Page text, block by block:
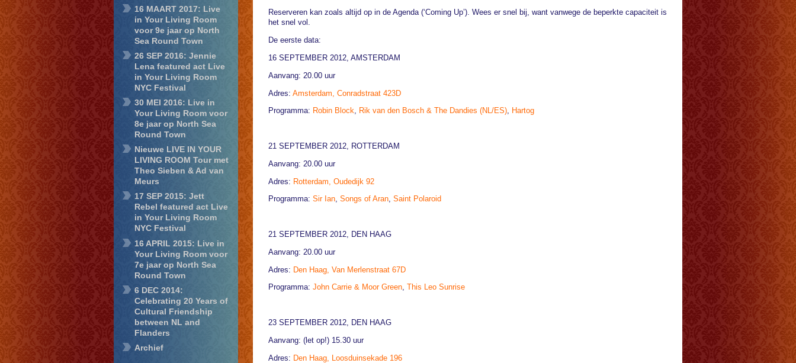
16 MAART 2017: Live
in Your Living Room
voor 9e jaar op North
Sea Round Town
26 SEP 2016: Jennie
Lena featured act Live
in Your Living Room
NYC Festival
30 MEI 2016: Live in
Your Living Room voor
8e jaar op North Sea
Round Town
Nieuwe LIVE IN YOUR
LIVING ROOM Tour met
Theo Sieben & Ad van
Meurs
17 SEP 2015: Jett
Rebel featured act Live
in Your Living Room
NYC Festival
16 APRIL 2015: Live in
Your Living Room voor
7e jaar op North Sea
Round Town
6 DEC 2014:
Celebrating 20 Years of
Cultural Friendship
between NL and
Flanders
Archief
Reserveren kan zoals altijd op in de Agenda (‘Coming Up’). Wees er snel bij, want vanwege de beperkte capaciteit is
het snel vol.
De eerste data:
16 SEPTEMBER 2012, AMSTERDAM
Aanvang: 20.00 uur
Adres: Amsterdam, Conradstraat 423D
Programma: Robin Block, Rik van den Bosch & The Dandies (NL/ES), Hartog
21 SEPTEMBER 2012, ROTTERDAM
Aanvang: 20.00 uur
Adres: Rotterdam, Oudedijk 92
Programma: Sir Ian, Songs of Aran, Saint Polaroid
21 SEPTEMBER 2012, DEN HAAG
Aanvang: 20.00 uur
Adres: Den Haag, Van Merlenstraat 67D
Programma: John Carrie & Moor Green, This Leo Sunrise
23 SEPTEMBER 2012, DEN HAAG
Aanvang: (let op!) 15.30 uur
Adres: Den Haag, Loosduinsekade 196